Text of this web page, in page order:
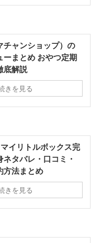
チャンショップ）の
ーまとめ おやつ定期
底解説
きを見る
イリトルボックス完
タバレ・口コミ・
方法まとめ
きを見る